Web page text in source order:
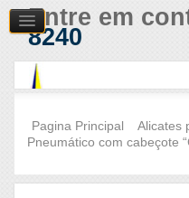
Entre em
8240
Pagina Principal Alicates
Pneumático com cabeçote